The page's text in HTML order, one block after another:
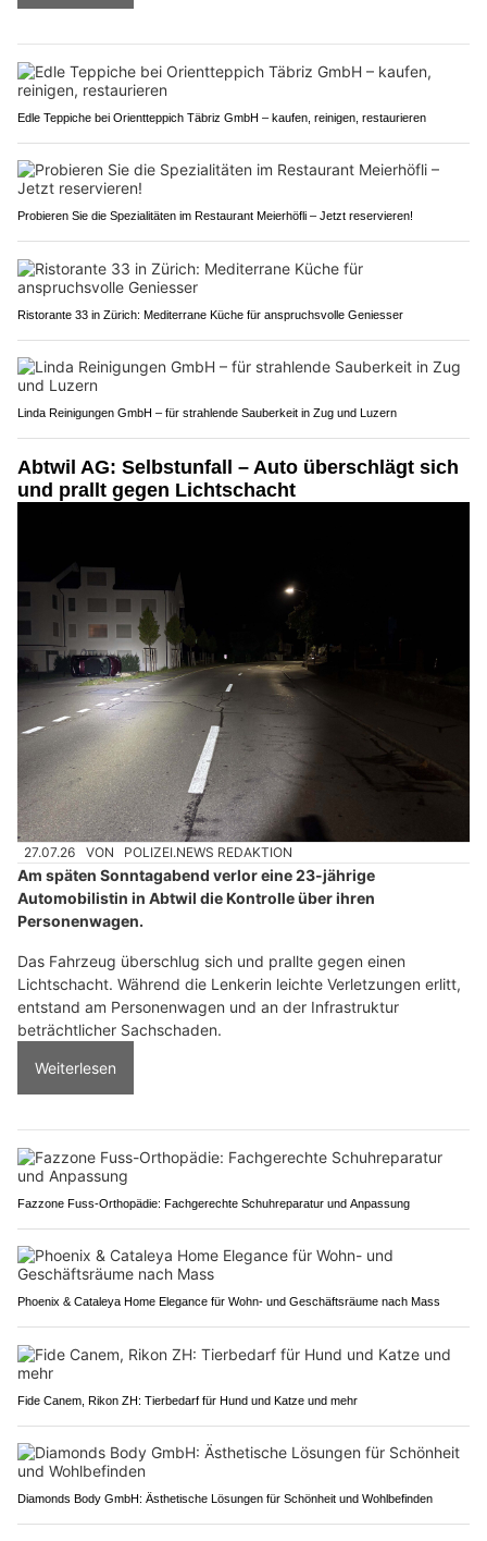
Edle Teppiche bei Orientteppich Täbriz GmbH – kaufen, reinigen, restaurieren
Probieren Sie die Spezialitäten im Restaurant Meierhöfli – Jetzt reservieren!
Ristorante 33 in Zürich: Mediterrane Küche für anspruchsvolle Geniesser
Linda Reinigungen GmbH – für strahlende Sauberkeit in Zug und Luzern
Abtwil AG: Selbstunfall – Auto überschlägt sich
und prallt gegen Lichtschacht
27.07.26 VON POLIZEI.NEWS REDAKTION
Am späten Sonntagabend verlor eine 23-jährige
Automobilistin in Abtwil die Kontrolle über ihren
Personenwagen.
Das Fahrzeug überschlug sich und prallte gegen einen
Lichtschacht. Während die Lenkerin leichte Verletzungen erlitt,
entstand am Personenwagen und an der Infrastruktur
beträchtlicher Sachschaden.
Weiterlesen
Fazzone Fuss-Orthopädie: Fachgerechte Schuhreparatur und Anpassung
Phoenix & Cataleya Home Elegance für Wohn- und Geschäftsräume nach Mass
Fide Canem, Rikon ZH: Tierbedarf für Hund und Katze und mehr
Diamonds Body GmbH: Ästhetische Lösungen für Schönheit und Wohlbefinden